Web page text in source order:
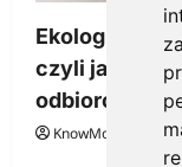
Ekologiczne
czyli jak
odbiorców
KnowMore.pl